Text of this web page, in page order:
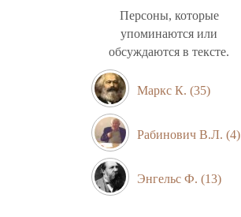
Персоны, которые
упоминаются или
обсуждаются в тексте.
Маркс К. (35)
Рабинович В.Л. (4)
Энгельс Ф. (13)